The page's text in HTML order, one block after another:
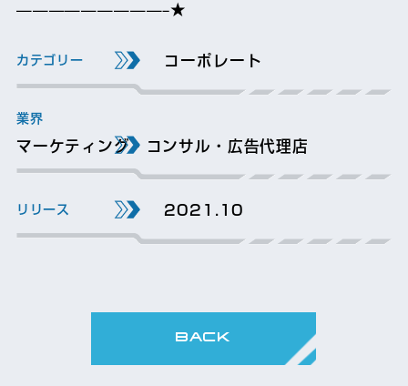
—————————–★
コーポレート
マーケティング・コンサル・広告代理店
2021.10
BACK